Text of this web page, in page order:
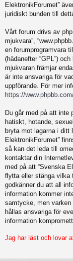
ElektronikForumet”
juridiskt bunden till
Vårt forum drivs av
mjukvara”,
en forumprogramvara
(hädanefter “GPL”)
mjukvaran främjar
är inte ansvariga för
uppförande. För mer
https://
Du går med på att inte
hatiskt, hotande,
bryta mot lagarna i ditt
ElektronikForumet”
så kan det leda till
kontaktar din
med på att “Svenska
flytta eller stänga vilka
godkänner du att all
information kommer
samtycke, men varken
hållas ansvariga för
information
Jag har läst och lovar